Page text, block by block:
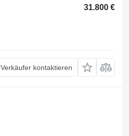
31.800 €
Verkäufer kontaktieren